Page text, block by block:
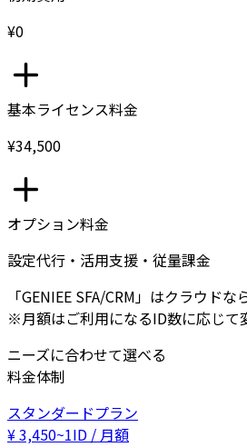
¥0
基本ライセンス料金
¥34,500
オプション料金
設定代行・活用支援・従量課金
「GENIEE SFA/CRM」はクラウド
※月額はご利用になるID数に応じて
ニーズに合わせて選べる
料金体制
スタンダードプラン
¥3,450~1ID / 月額